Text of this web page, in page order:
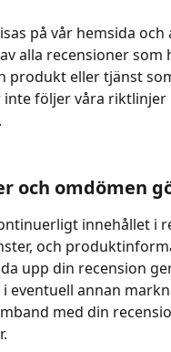
på vår hemsida
alla recensioner som
produkt eller tjänst
inte följer våra
och omdömen
innehållet i
och
upp din recension
eventuell annan
med din